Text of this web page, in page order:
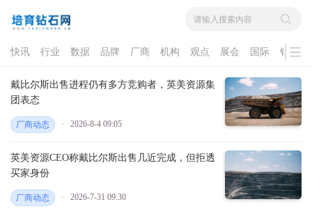
快讯 行业 数据 品牌 厂商 机构 观点 展会 国际 钻石
戴比尔斯出售进程仍有多方竞购者，英美资源集
团表态
厂商动态 2026-8-4 09:05
英美资源CEO称戴比尔斯出售几近完成，但拒透
买家身份
厂商动态 2026-7-31 09:30